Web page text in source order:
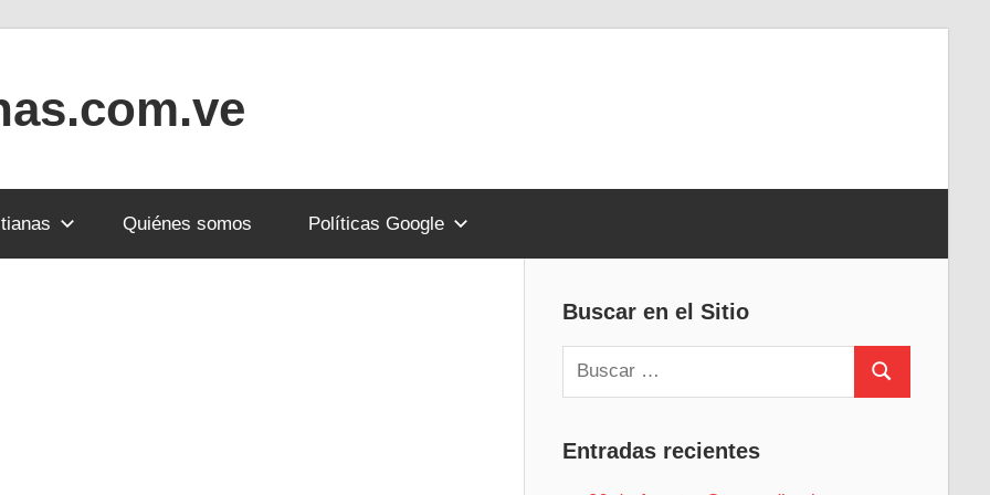
Quiénes somos Políticas Google
Buscar en el Sitio
Buscar:
Buscar
Entradas recientes